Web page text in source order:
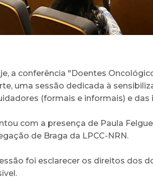
a conferência "Doentes
uma sessão dedicada à
(formais e informais) e
com a presença de Paula
de Braga da LPCC-NRN.
foi esclarecer os direitos dos